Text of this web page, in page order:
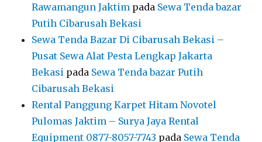
Rawamangun Jaktim pada Sewa Tenda bazar
Putih Cibarusah Bekasi
Sewa Tenda Bazar Di Cibarusah Bekasi –
Pusat Sewa Alat Pesta Lengkap Jakarta
Bekasi pada Sewa Tenda bazar Putih
Cibarusah Bekasi
Rental Panggung Karpet Hitam Novotel
Pulomas Jaktim – Surya Jaya Rental
Equipment 0877-8057-7743 pada Sewa Tenda